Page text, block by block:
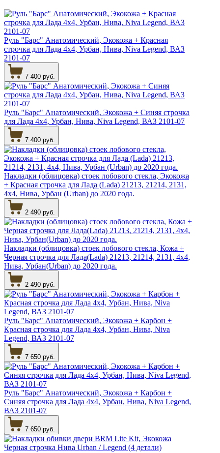
Руль "Барс" Анатомический, Экокожа + Красная
строчка для Лада 4х4, Урбан, Нива, Niva Legend, ВАЗ
2101-07
7 400 руб.
Руль "Барс" Анатомический, Экокожа + Синяя строчка
для Лада 4х4, Урбан, Нива, Niva Legend, ВАЗ 2101-07
7 400 руб.
Накладки (облицовка) стоек лобового стекла, Экокожа
+ Красная строчка для Лада (Lada) 21213, 21214, 2131,
4х4, Нива, Урбан (Urban) до 2020 года.
2 490 руб.
Накладки (облицовка) стоек лобового стекла, Кожа +
Черная строчка для Лада(Lada) 21213, 21214, 2131, 4х4,
Нива, Урбан(Urban) до 2020 года.
2 490 руб.
Руль "Барс" Анатомический, Экокожа + Карбон +
Красная строчка для Лада 4х4, Урбан, Нива, Niva
Legend, ВАЗ 2101-07
7 650 руб.
Руль "Барс" Анатомический, Экокожа + Карбон +
Синяя строчка для Лада 4х4, Урбан, Нива, Niva Legend,
ВАЗ 2101-07
7 650 руб.